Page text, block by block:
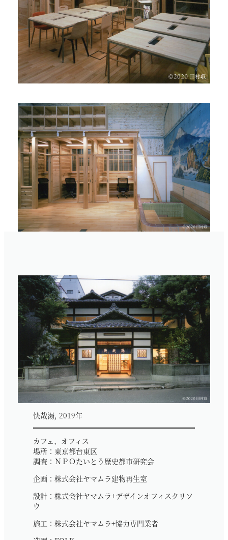
快哉湯, 2019年
カフェ、オフィス
場所：東京都台東区
調査：ＮＰＯたいとう歴史都市研究会
企画：株式会社ヤマムラ建物再生室
設計：株式会社ヤマムラ+デザインオフィスクリソ
ウ
施工：株式会社ヤマムラ+協力専門業者